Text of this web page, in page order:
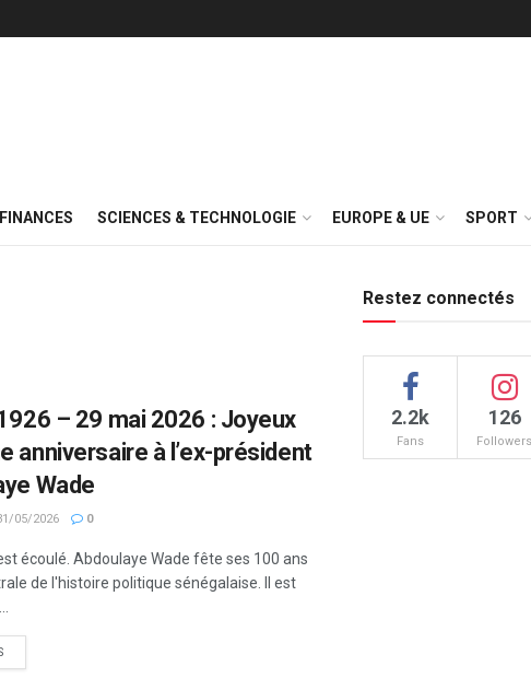
SCIENCES & TECHNOLOGIE EUROPE & UE SPORT
– 29 mai 2026 : Joyeux
anniversaire à l’ex-président
Wade
05/2026 0
écoulé. Abdoulaye Wade fête ses 100 ans
de l'histoire politique sénégalaise. Il est
Restez connectés
2.2k
Fans
126
Followers